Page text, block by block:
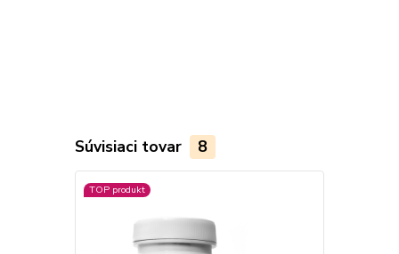
Súvisiaci tovar 8
TOP produkt